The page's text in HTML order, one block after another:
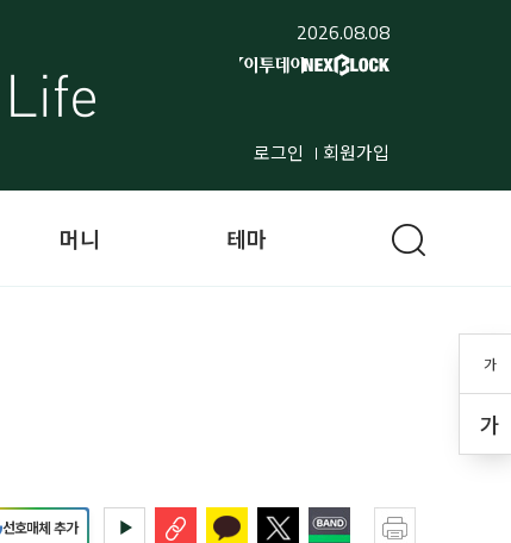
2026.08.08
로그인 회원가입
가
가
머니 테마
선호매체 추가